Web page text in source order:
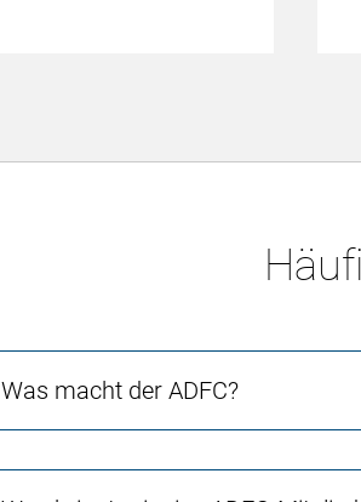
Was macht der ADFC?